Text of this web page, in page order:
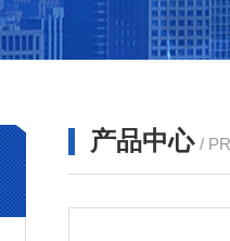
产品中心 /